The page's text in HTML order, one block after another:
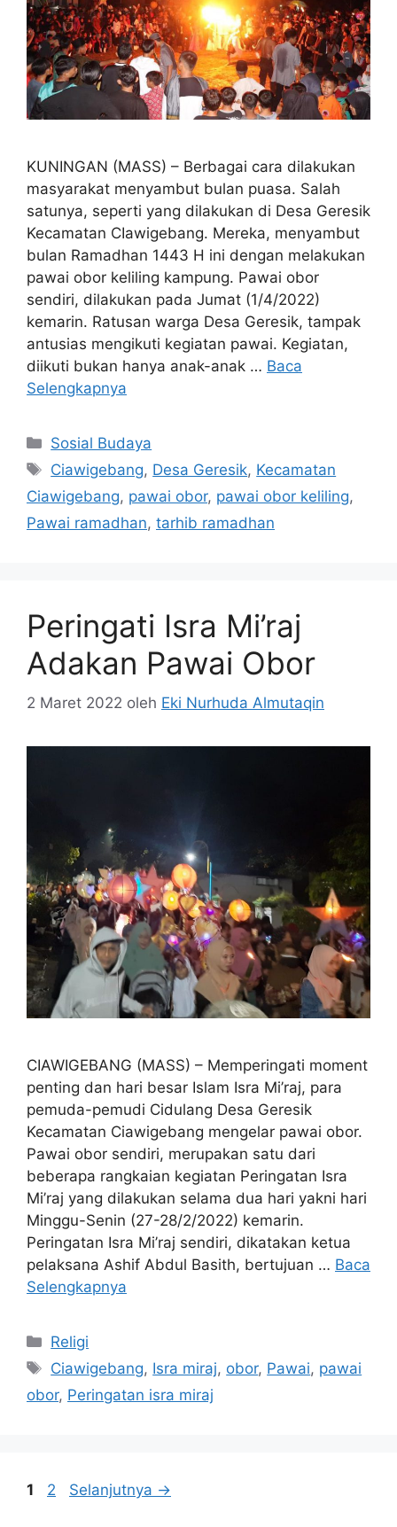
KUNINGAN (MASS) – Berbagai cara dilakukan
masyarakat menyambut bulan puasa. Salah
satunya, seperti yang dilakukan di Desa Geresik
Kecamatan CIawigebang. Mereka, menyambut
bulan Ramadhan 1443 H ini dengan melakukan
pawai obor keliling kampung. Pawai obor
sendiri, dilakukan pada Jumat (1/4/2022)
kemarin. Ratusan warga Desa Geresik, tampak
antusias mengikuti kegiatan pawai. Kegiatan,
diikuti bukan hanya anak-anak … Baca
Selengkapnya
Kategori
Sosial Budaya
Tag
Ciawigebang, Desa Geresik, Kecamatan
Ciawigebang, pawai obor, pawai obor keliling,
Pawai ramadhan, tarhib ramadhan
Peringati Isra Mi’raj
Adakan Pawai Obor
2 Maret 2022 oleh Eki Nurhuda Almutaqin
CIAWIGEBANG (MASS) – Memperingati moment
penting dan hari besar Islam Isra Mi’raj, para
pemuda-pemudi Cidulang Desa Geresik
Kecamatan Ciawigebang mengelar pawai obor.
Pawai obor sendiri, merupakan satu dari
beberapa rangkaian kegiatan Peringatan Isra
Mi’raj yang dilakukan selama dua hari yakni hari
Minggu-Senin (27-28/2/2022) kemarin.
Peringatan Isra Mi’raj sendiri, dikatakan ketua
pelaksana Ashif Abdul Basith, bertujuan … Baca
Selengkapnya
Kategori
Religi
Tag
Ciawigebang, Isra miraj, obor, Pawai, pawai
obor, Peringatan isra miraj
Halaman
1 Halaman
2 Selanjutnya →